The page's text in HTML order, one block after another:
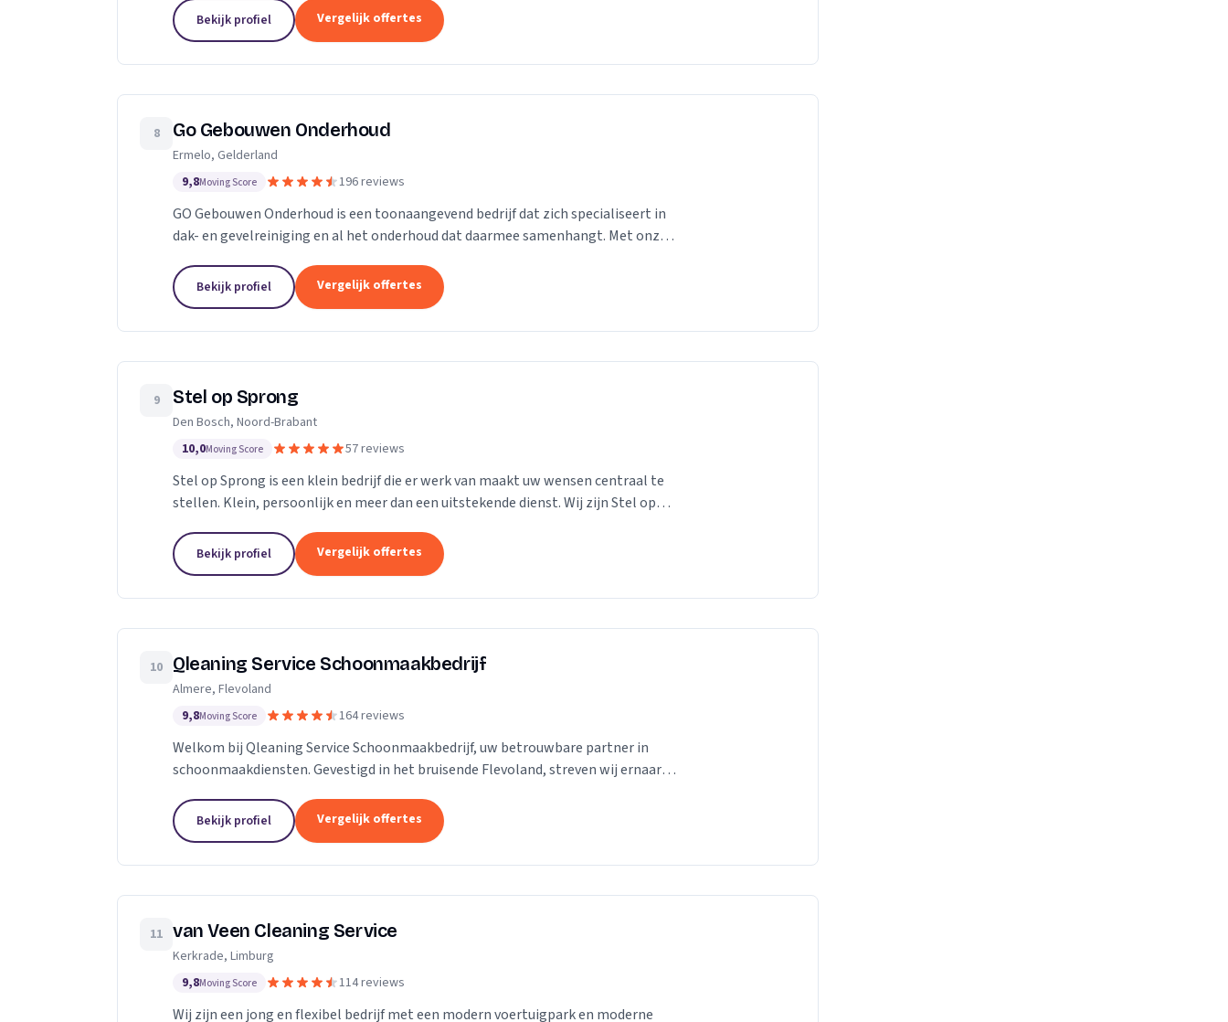
Bekijk profiel Vergelijk offertes
8 Go Gebouwen Onderhoud
Ermelo, Gelderland
9,8Moving Score 196 reviews
GO Gebouwen Onderhoud is een toonaangevend bedrijf dat zich specialiseert in
dak- en gevelreiniging en al het onderhoud dat daarmee samenhangt. Met onze
Bekijk profiel Vergelijk offertes
9 Stel op Sprong
Den Bosch, Noord-Brabant
10,0Moving Score 57 reviews
Stel op Sprong is een klein bedrijf die er werk van maakt uw wensen centraal te
stellen. Klein, persoonlijk en meer dan een uitstekende dienst. Wij zijn Stel op
Bekijk profiel Vergelijk offertes
10 Qleaning Service Schoonmaakbedrijf
Almere, Flevoland
9,8Moving Score 164 reviews
Welkom bij Qleaning Service Schoonmaakbedrijf, uw betrouwbare partner in
schoonmaakdiensten. Gevestigd in het bruisende Flevoland, streven wij ernaar
Bekijk profiel Vergelijk offertes
11 van Veen Cleaning Service
Kerkrade, Limburg
9,8Moving Score 114 reviews
Wij zijn een jong en flexibel bedrijf met een modern voertuigpark en moderne